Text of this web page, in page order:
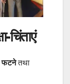
चिंताएं
फटनेतथा